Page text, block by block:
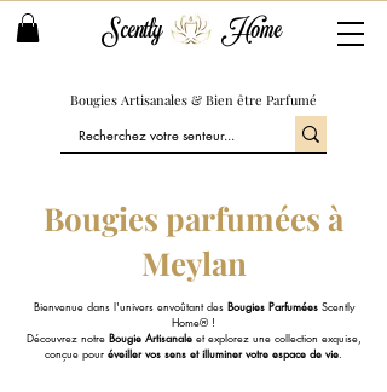
Scently Home
Bougies Artisanales & Bien être Parfumé
Bougies parfumées à
Meylan
Bienvenue dans l'univers envoûtant des Bougies ParfuméesScently
Home® !
Découvrez notre Bougie Artisanaleet explorez une collection exquise,
conçue pour éveiller vos sens et illuminer votre espace de vie.